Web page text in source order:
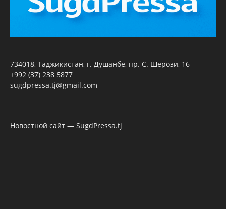
734018, Таджикистан, г. Душанбе, пр. С. Шерози, 16
+992 (37) 238 5877
sugdpressa.tj@gmail.com
Новостной сайт — SugdPressa.tj